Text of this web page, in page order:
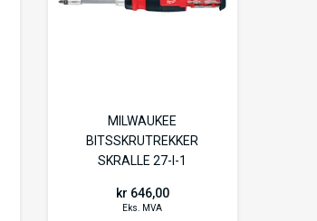
MILWAUKEE
BITSSKRUTREKKER
SKRALLE 27-I-1
kr 646,00
Eks. MVA